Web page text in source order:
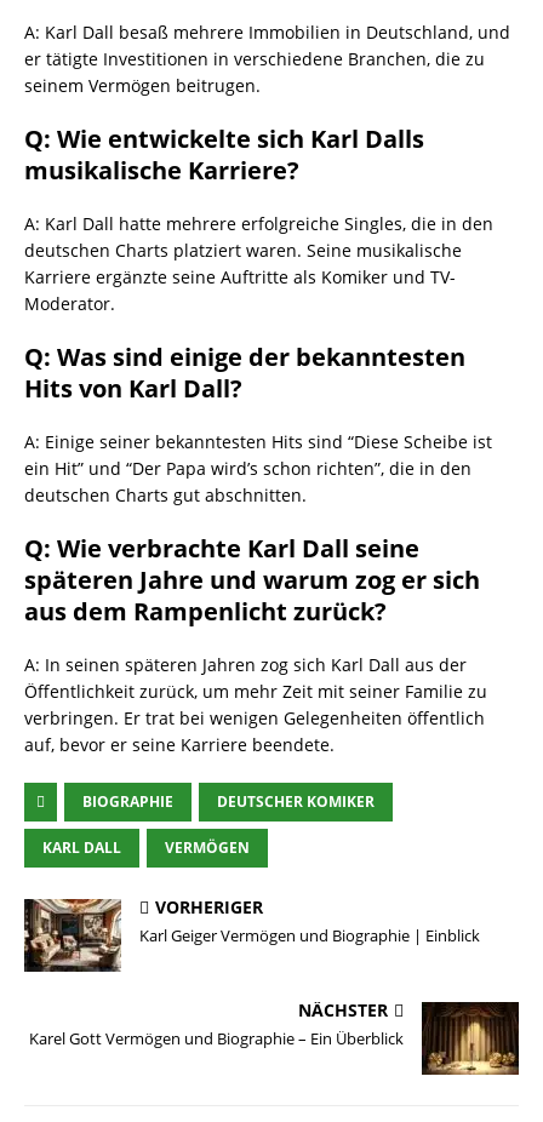
A: Karl Dall besaß mehrere Immobilien in Deutschland, und
er tätigte Investitionen in verschiedene Branchen, die zu
seinem Vermögen beitrugen.
Q: Wie entwickelte sich Karl Dalls
musikalische Karriere?
A: Karl Dall hatte mehrere erfolgreiche Singles, die in den
deutschen Charts platziert waren. Seine musikalische
Karriere ergänzte seine Auftritte als Komiker und TV-
Moderator.
Q: Was sind einige der bekanntesten
Hits von Karl Dall?
A: Einige seiner bekanntesten Hits sind “Diese Scheibe ist
ein Hit” und “Der Papa wird’s schon richten”, die in den
deutschen Charts gut abschnitten.
Q: Wie verbrachte Karl Dall seine
späteren Jahre und warum zog er sich
aus dem Rampenlicht zurück?
A: In seinen späteren Jahren zog sich Karl Dall aus der
Öffentlichkeit zurück, um mehr Zeit mit seiner Familie zu
verbringen. Er trat bei wenigen Gelegenheiten öffentlich
auf, bevor er seine Karriere beendete.
BIOGRAPHIE DEUTSCHER KOMIKER
KARL DALL VERMÖGEN
VORHERIGER
Karl Geiger Vermögen und Biographie | Einblick
NÄCHSTER
Karel Gott Vermögen und Biographie – Ein Überblick